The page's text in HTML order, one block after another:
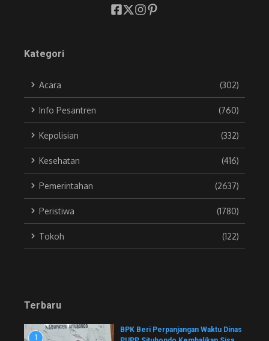
Kategori
Acara (302)
Info Pesantren (760)
Kepolisian (332)
Kesehatan (416)
Pemerintahan (2637)
Peristiwa (1780)
Tokoh (122)
Terbaru
1
BPK Beri Perpanjangan Waktu Dinas